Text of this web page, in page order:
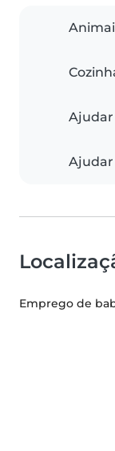
Ajudar
Ajudar
Emprego de